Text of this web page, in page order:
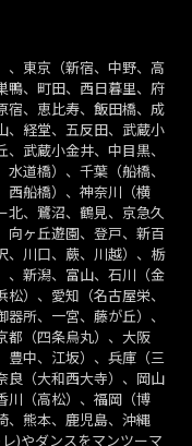
、東京（新宿、中野、高
鴨、町田、西日暮里、府
宿、恵比寿、飯田橋、成
、経堂、五反田、武蔵小
武蔵小金井、中目黒、
道橋）、千葉（船橋、
西船橋）、神奈川（横
北、鷺沼、鶴見、京急久
向ヶ丘遊園、登戸、新百
、川口、蕨、川越）、栃
、新潟、富山、石川（金
）、愛知（名古屋栄、
所、一宮、藤が丘）、
都（四条烏丸）、大阪
豊中、江坂）、兵庫（三
良（大和西大寺）、岡山
川（高松）、福岡（博
、熊本、鹿児島、沖縄
)やダンスをマンツーマ